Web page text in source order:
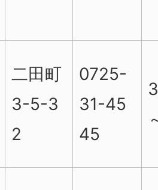
二田町
3-5-3
2
0725-
31-45
45